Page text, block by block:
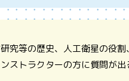
究等の歴史、人工衛星の役
ストラクターの方に質問が